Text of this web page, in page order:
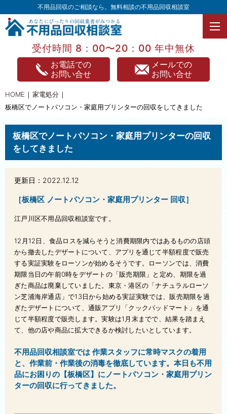
不用品回収のご相談なら。無料相談の不用品回収相談室
受付時間 8：00〜20：00 年中無休
お電話での
お問い合せ
メールでの
お問い合せ
HOME
家電処分
板橋区でノートパソコン・家庭用プリンターの回収をしてきました
板橋区でノートパソコン・家庭用プリンターの回収
をしてきました
更新日：2022.12.12
［板橋区 ノートパソコン・家庭用プリンター 回収］
江戸川区不用品回収相談室です。
12月12日、食品ロスを減らそうと消費期限内ではあるものの店頭
から撤去したデザートについて、アプリを通じて半額程度で販売
する実証実験をローソンが始めるそうです。ローソンでは、消費
期限当日の午前0時をデザートの「販売期限」と定め、期限を過
ぎた商品は廃棄していました。東京・港区の「ナチュラルローソ
ン芝浦海岸通店」で13日から始める実証実験では、販売期限を過
ぎたデザートについて、通販アプリ「クックパッドマート」を通
じて半額程度で販売します。実験は1月末までで、結果を踏まえ
て、他の店や商品に拡大できるか検討したいとしています。
不用品回収相談室では 作業スタッフに常時マスクの着用
と、作業前・作業後の消毒を徹底しています。 本日も不用
品にお困りの【板橋区】にノートパソコン・家庭用プリン
ターの回収に行ってきました。
TOPページ
不用品回収
不用品買取
家具処分
遺品整理
引っ越し
片付け整理
風呂釜処分
庭・ベランダ整理
エアコン処分
タンス処分
冷蔵庫処分
ウォーターベッド処分